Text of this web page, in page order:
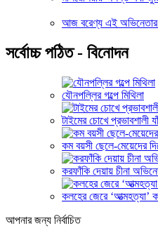
আজ বরেণ্য এই অভিনেতার
সর্বোচ্চ পঠিত - বিনোদন
যৌনপল্লির গল্পে মিথিলা
টাইমের চোখে প্রভাবশালী
কম বয়সী ছেলে-মেয়েদের
করফাঁকি দেয়ায় চীনা
কলহের জেরে ‘আত্মহত্যা’
আপনার জন্য নির্বাচিত